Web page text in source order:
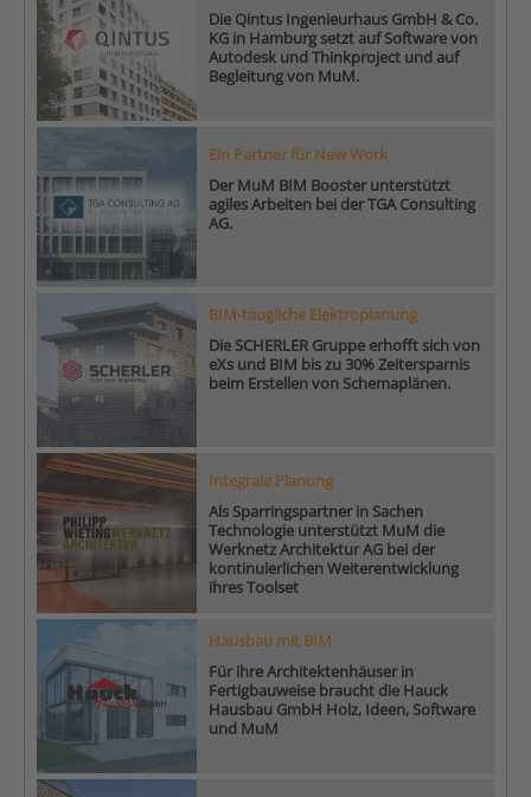
Die Qintus Ingenieurhaus GmbH & Co.
KG in Hamburg setzt auf Software von
Autodesk und Thinkproject und auf
Begleitung von MuM.
Ein Partner für New Work
Der MuM BIM Booster unterstützt
agiles Arbeiten bei der TGA Consulting
AG.
BIM-taugliche Elektroplanung
Die SCHERLER Gruppe erhofft sich von
eXs und BIM bis zu 30% Zeitersparnis
beim Erstellen von Schemaplänen.
Integrale Planung
Als Sparringspartner in Sachen
Technologie unterstützt MuM die
Werknetz Architektur AG bei der
kontinuierlichen Weiterentwicklung
ihres Toolset
Hausbau mit BIM
Für ihre Architektenhäuser in
Fertigbauweise braucht die Hauck
Hausbau GmbH Holz, Ideen, Software
und MuM